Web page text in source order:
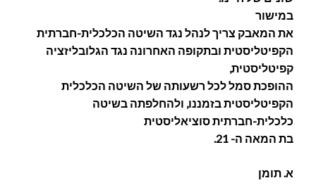
במישור
את המאבק צריך לנהל נגד השיטה הכלכלית-חברתית
הקפיטליסטית ובתקופה האחרונה נגד הגלובליזציה
קפיטליסטית,
ההופכת סמל לכל רשעותה של השיטה הכלכלית
הקפיטליסטית בזמננו, ולהחלפתה בשיטה
כלכלית-חברתית סוציאליסטית
בת המאה ה- 21.
א. תומן